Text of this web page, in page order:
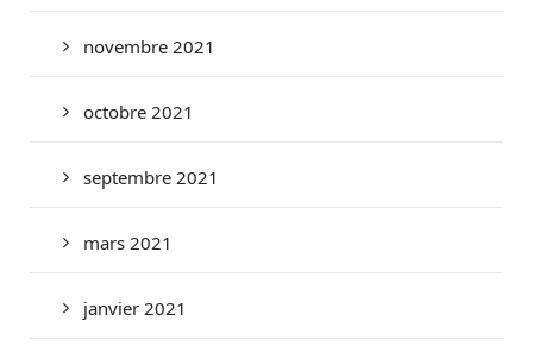
novembre 2021
octobre 2021
septembre 2021
mars 2021
janvier 2021